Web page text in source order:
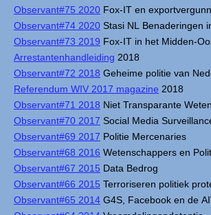
Observant#75 2020 Fox-IT en
Observant#74 2020 Stasi NL Benaderingen
Observant#73 2019 Fox-IT in het Midden-
Arrestantenhandleiding 2018
Observant#72 2018 Geheime politie van
Referendum WIV 2017 magazine 2018
Observant#71 2018 Niet Transparante
Observant#70 2017 Social Media
Observant#69 2017 Politie Mercenaries
Observant#68 2016 Wetenschappers en
Observant#67 2015 Data Bedrog
Observant#66 2015 Terroriseren politiek
Observant#65 2014 G4S, Facebook en de